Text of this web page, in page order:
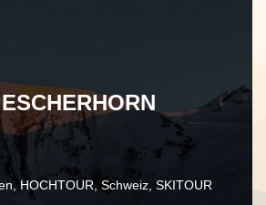
, HOCHTOUR, Schweiz, SKITOUR